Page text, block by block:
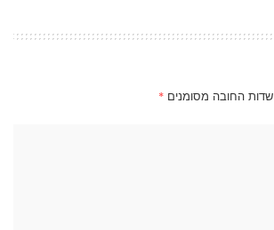
שדות החובה מסומנים *